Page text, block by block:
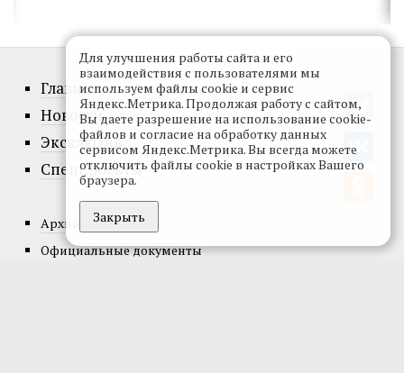
Главное
Новости
Эксклюзив
Спецпроекты
Архив номеров
Официальные документы
Для улучшения работы сайта и его
взаимодействия с пользователями мы
используем файлы cookie и сервис
Яндекс.Метрика. Продолжая работу с сайтом,
Вы даете разрешение на использование cookie-
файлов и согласие на обработку данных
сервисом Яндекс.Метрика. Вы всегда можете
отключить файлы cookie в настройках Вашего
браузера.
Закрыть